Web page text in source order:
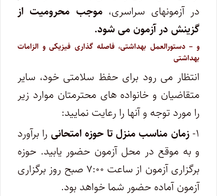
در آزمونهای سراسری، موجب محرومیت از
گزینش در آزمون می شود.
و – دستورالعمل بهداشتی، فاصله گذاری فیزیکی و الزامات
بهداشتی
انتظار می رود برای حفظ سلامتی خود، سایر
متقاضیان و خانواده های محترمتان موارد زیر
را مورد توجه و آنها را رعایت نمایید:
۱- زمان مناسب منزل تا حوزه امتحانی را برآورد
و به موقع در محل آزمون حضور یابید. حوزه
برگزاری آزمون از ساعت ۷:۰۰ صبح روز برگزاری
آزمون آماده حضور شما خواهد بود.